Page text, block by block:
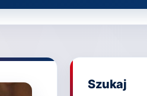
Szukaj